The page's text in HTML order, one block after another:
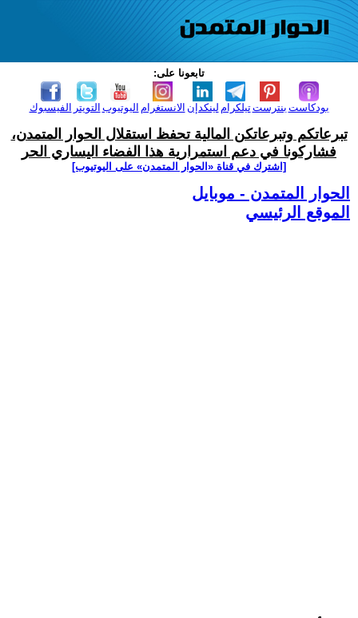
تابعونا على:
الفيسبوك التويتر اليوتيوب الانستغرام لينكدإن تيلكرامبنترست بودكاست
تبرعاتكم وتبرعاتكن المالية تحفظ استقلال الحوار المتمدن،
فشاركونا في دعم استمرارية هذا الفضاء اليساري الحر
[اشترك في قناة ‫«الحوار المتمدن» على اليوتيوب]
الحوار المتمدن - موبايل
الموقع الرئيسي